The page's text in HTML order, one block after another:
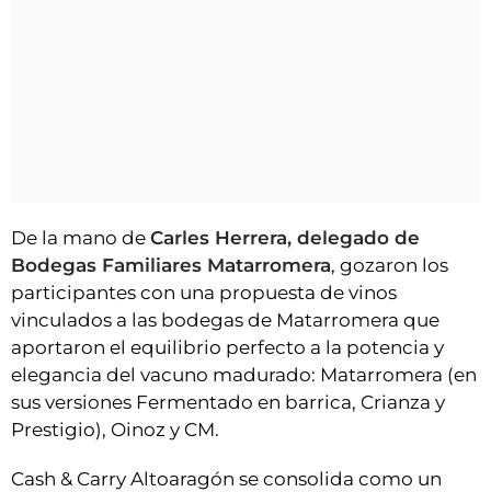
De la mano de Carles Herrera, delegado de
Bodegas Familiares Matarromera, gozaron los
participantes con una propuesta de vinos
vinculados a las bodegas de Matarromera que
aportaron el equilibrio perfecto a la potencia y
elegancia del vacuno madurado: Matarromera (en
sus versiones Fermentado en barrica, Crianza y
Prestigio), Oinoz y CM.
Cash & Carry Altoaragón se consolida como un